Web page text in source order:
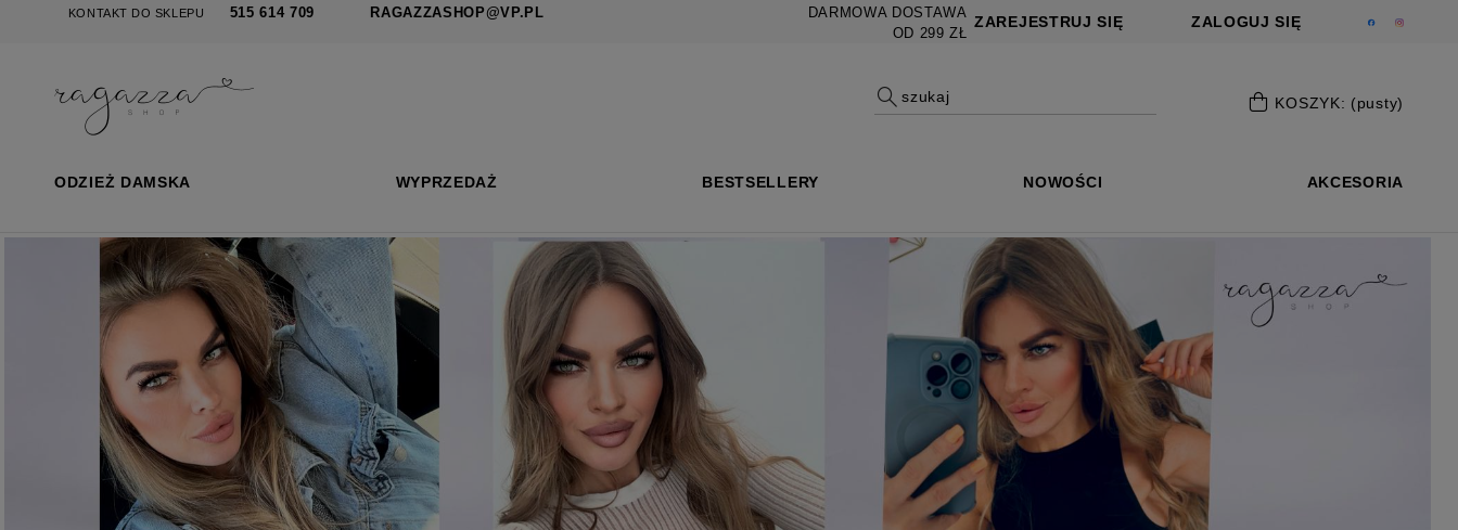
KONTAKT DO SKLEPU 515 614 709 RAGAZZASHOP@VP.PL
DARMOWA DOSTAWA
OD 299 ZŁ
ZAREJESTRUJ SIĘ ZALOGUJ SIĘ
KOSZYK: (pusty)
ODZIEŻ DAMSKA WYPRZEDAŻ BESTSELLERY NOWOŚCI AKCESORIA